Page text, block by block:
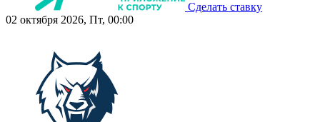
Сделать ставку
02 октября 2026, Пт, 00:00